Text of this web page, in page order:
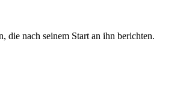
die nach seinem Start an ihn berichten.